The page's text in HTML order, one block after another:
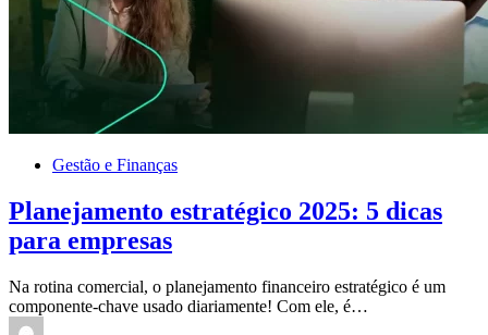
Gestão e Finanças
Planejamento estratégico 2025: 5 dicas
para empresas
Na rotina comercial, o planejamento financeiro estratégico é um
componente-chave usado diariamente! Com ele, é…